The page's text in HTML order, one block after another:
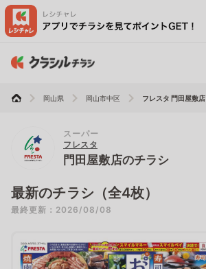
岡山県 岡山市中区 フレスタ 門田屋敷店
スーパー
フレスタ
門田屋敷店のチラシ
最新のチラシ（全4枚）
最終更新：2026/08/08